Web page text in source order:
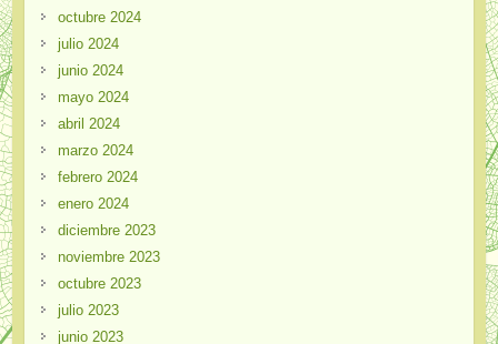
octubre 2024
julio 2024
junio 2024
mayo 2024
abril 2024
marzo 2024
febrero 2024
enero 2024
diciembre 2023
noviembre 2023
octubre 2023
julio 2023
junio 2023